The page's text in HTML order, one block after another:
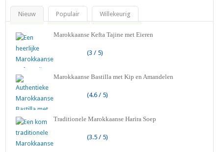
Nieuw Populair Willekeurig
Marokkaanse Kefta Tajine met Eieren
(3 / 5)
Marokkaanse Bastilla met Kip en Amandelen
(4.6 / 5)
Traditionele Marokkaanse Harira Soep
(3.5 / 5)